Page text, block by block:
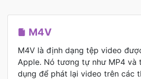
M4V
M4V là định dạng tệp video
Apple. Nó tương tự như MP4 và
dụng để phát lại video trên các